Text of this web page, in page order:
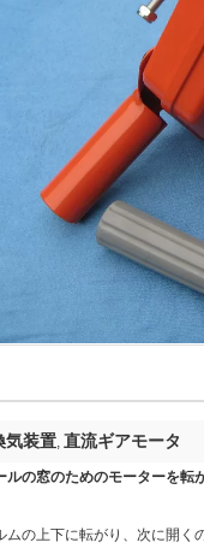
気装置, 直流ギアモータ
の窓のためのモーターを転
の上下に転がり、次に開く